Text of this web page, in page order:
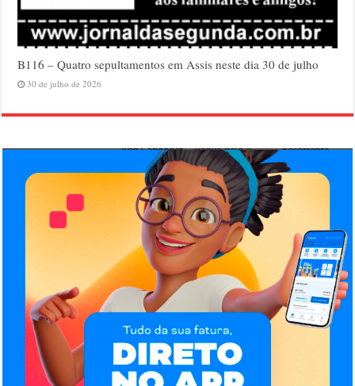
B116 – Quatro sepultamentos em Assis neste dia 30 de julho
30 de julho de 2026